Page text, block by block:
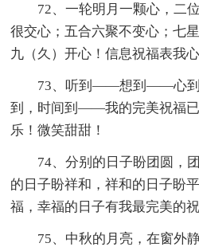
72、一轮明月一颗心，二
很交心；五合六聚不变心；七
九（久）开心！信息祝福表我
73、听到——想到——心
到，时间到——我的完美祝福
乐！微笑甜甜！
74、分别的日子盼团圆，
的日子盼祥和，祥和的日子盼
福，幸福的日子有我最完美的
75、中秋的月亮，在窗外